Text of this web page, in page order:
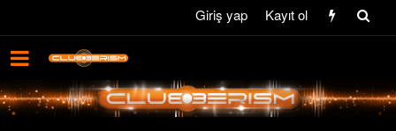
Giriş yap Kayıt ol